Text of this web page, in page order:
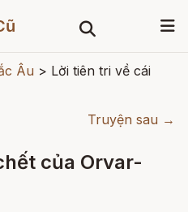
Âu > Lời tiên tri về cái
Truyện sau →
của Orvar-